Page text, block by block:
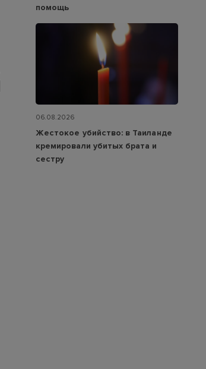
помощь
06.08.2026
Жестокое убийство: в Таиланде
кремировали убитых брата и
сестру